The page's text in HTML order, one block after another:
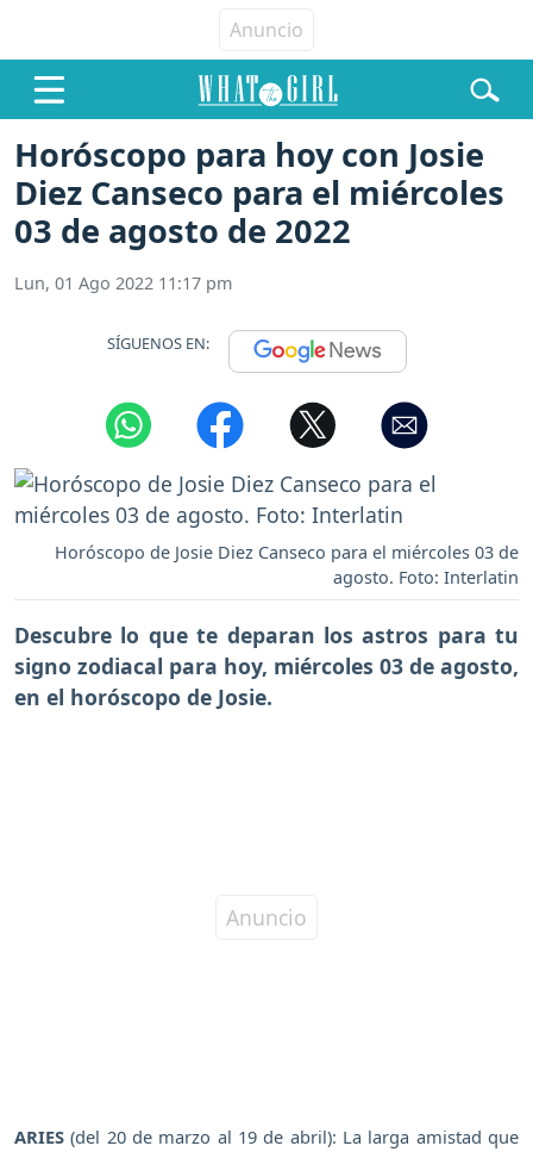
Horóscopo para hoy con Josie
Diez Canseco para el miércoles
03 de agosto de 2022
Lun, 01 Ago 2022 11:17 pm
SÍGUENOS EN:
Horóscopo de Josie Diez Canseco para el miércoles 03 de
agosto. Foto: Interlatin
Descubre lo que te deparan los astros para tu
signo zodiacal para hoy, miércoles 03 de agosto,
en el horóscopo de Josie.
ARIES (del 20 de marzo al 19 de abril): La larga amistad que